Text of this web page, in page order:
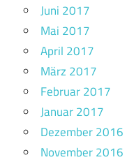
Juni 2017
Mai 2017
April 2017
März 2017
Februar 2017
Januar 2017
Dezember 2016
November 2016